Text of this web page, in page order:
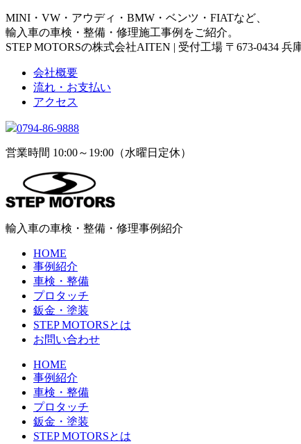
MINI・VW・アウディ・BMW・ベンツ・FIATなど、
輸入車の車検・整備・修理施工事例をご紹介。
STEP MOTORSの株式会社AITEN | 受付工場 〒673-0434 兵
会社概要
流れ・お支払い
アクセス
0794-86-9888
営業時間 10:00～19:00（水曜日定休）
輸入車の車検・整備・修理事例紹介
HOME
事例紹介
車検・整備
プロタッチ
鈑金・塗装
STEP MOTORSとは
お問い合わせ
HOME
事例紹介
車検・整備
プロタッチ
鈑金・塗装
STEP MOTORSとは